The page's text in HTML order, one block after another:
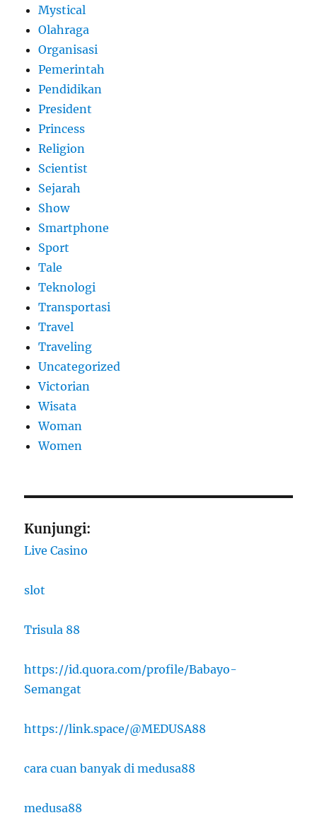
Mystical
Olahraga
Organisasi
Pemerintah
Pendidikan
President
Princess
Religion
Scientist
Sejarah
Show
Smartphone
Sport
Tale
Teknologi
Transportasi
Travel
Traveling
Uncategorized
Victorian
Wisata
Woman
Women
Kunjungi:
Live Casino
slot
Trisula 88
https://id.quora.com/profile/Babayo-
Semangat
https://link.space/@MEDUSA88
cara cuan banyak di medusa88
medusa88